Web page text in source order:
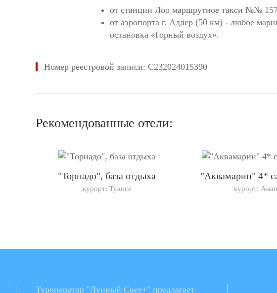
от станции Лоо маршрутное такси №№
от аэропорта г. Адлер (50 км) - любое
остановка «Горный воздух».
Номер реестровой записи: С232024015390
Рекомендованные отели:
"Торнадо", база отдыха
курорт: Туапсе
"Аквамарин" 4*
курорт:
Туроператор "Лунный Свет+" предлагает